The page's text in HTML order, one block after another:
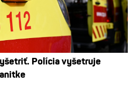
Polícia vyšetruje